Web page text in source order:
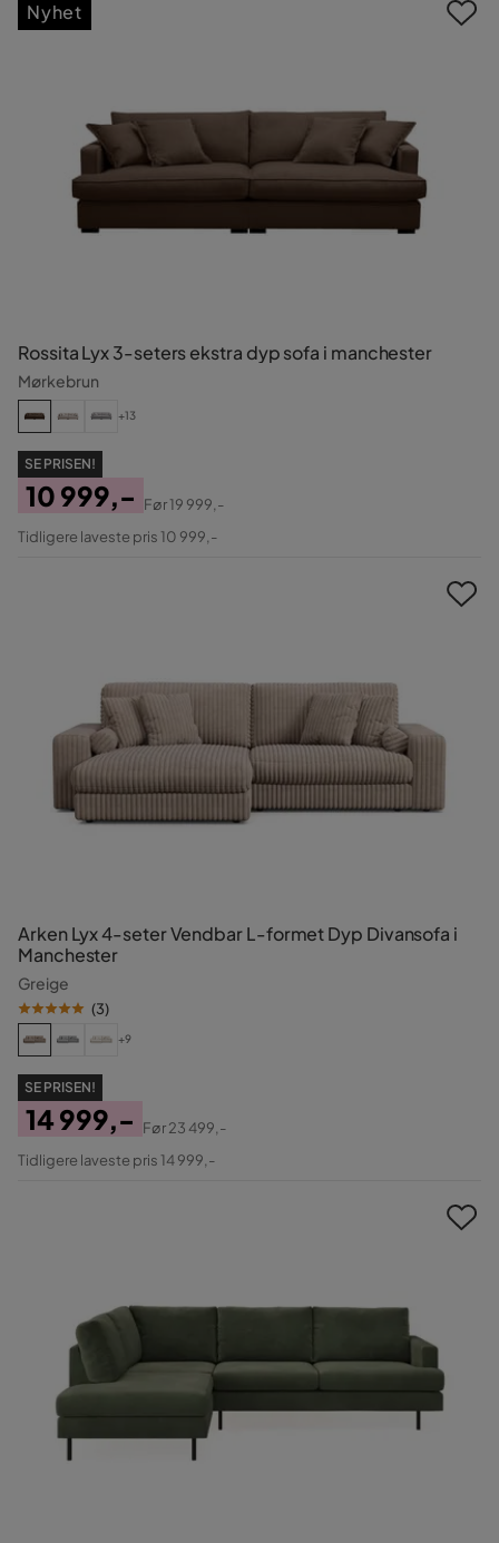
Rossita Lyx 3-seters ekstra dyp sofa i manchester
Mørkebrun
+13
SE PRISEN!
Pris
10 999,-
Original
Før19 999,-
Tidligere laveste pris 10 999,-
Nyhet
Arken Lyx 4-seter Vendbar L-formet Dyp Divansofa i
Manchester
Greige
(3)
+9
SE PRISEN!
Pris
14 999,-
Original
Før23 499,-
Tidligere laveste pris 14 999,-